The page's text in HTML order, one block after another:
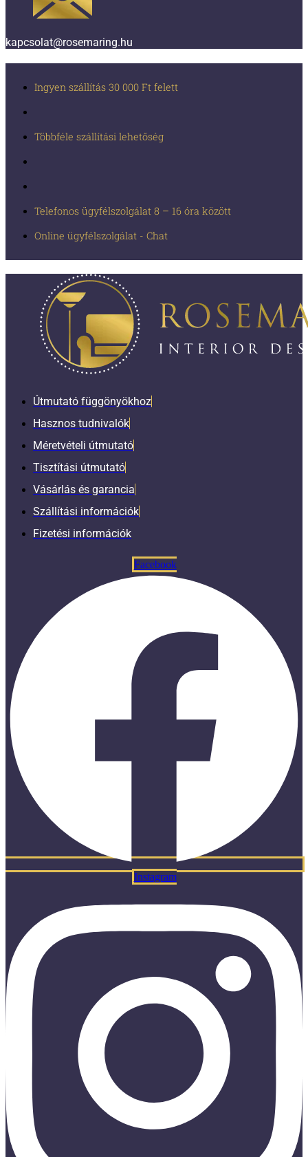
kapcsolat@rosemaring.hu
Ingyen szállítás 30 000 Ft felett
Többféle szállítási lehetőség
Telefonos ügyfélszolgálat 8 – 16 óra között
Online ügyfélszolgálat - Chat
Útmutató függönyökhoz
Hasznos tudnivalók
Méretvételi útmutató
Tisztítási útmutató
Vásárlás és garancia
Szállítási információk
Fizetési információk
Facebook
Instagram